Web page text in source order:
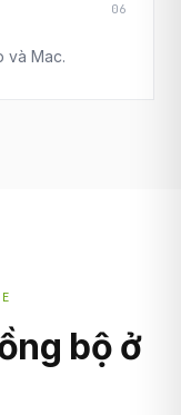
06
và Mac.
bộ ở